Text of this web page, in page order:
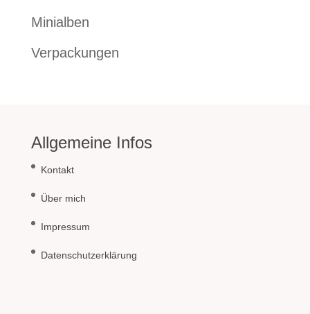
Minialben
Verpackungen
Allgemeine Infos
Kontakt
Über mich
Impressum
Datenschutzerklärung